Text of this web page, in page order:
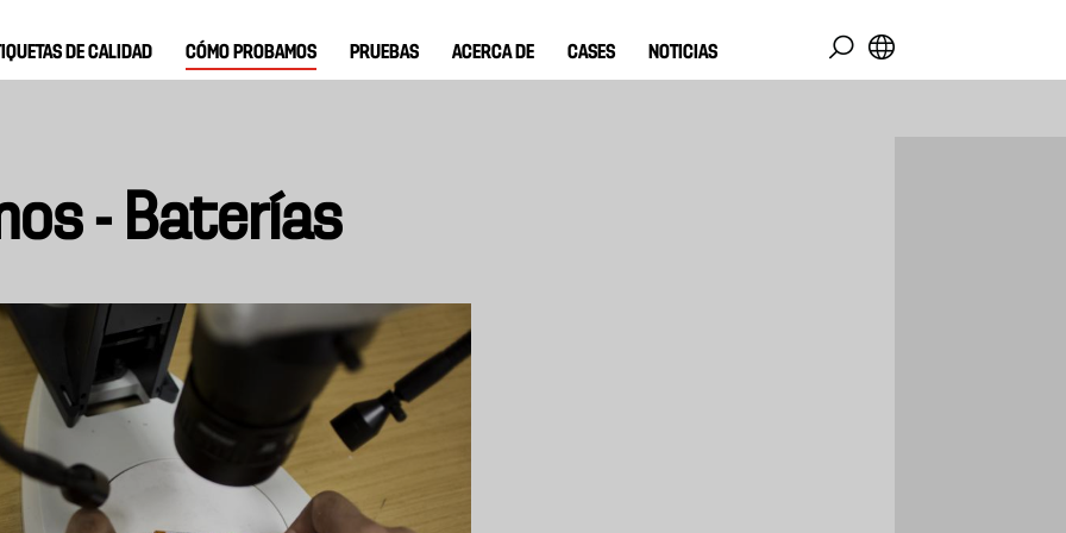
DE CALIDAD CÓMO PROBAMOS PRUEBAS ACERCA DE CASES NOTICIAS
- Baterías